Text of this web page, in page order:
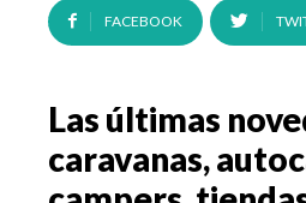
FACEBOOK
Las últimas
caravanas,